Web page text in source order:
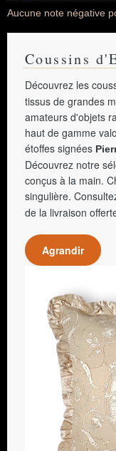
Aucune note négative
Coussins
Découvrez les
tissus de grandes
amateurs d'objets
haut de gamme
étoffes signées
Découvrez notre
conçus à la main.
singulière.
de la livraison
Agrandir